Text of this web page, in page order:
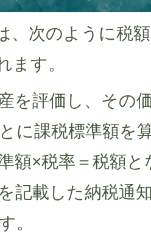
、次のように税
ます。
を評価し、その
に課税標準額を
額×税率＝税額
記載した納税通
。